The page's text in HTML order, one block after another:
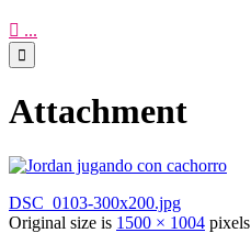
 ...

Attachment
DSC_0103-300x200.jpg
Original size is 1500 × 1004 pixels